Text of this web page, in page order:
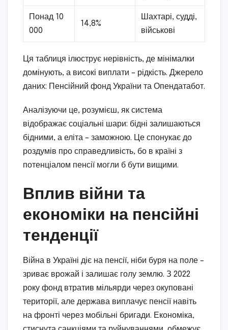
Понад 10
000
14,8%
Шахтарі, судді,
військові
Ця таблиця ілюструє нерівність, де мінімалки
домінують, а високі виплати – рідкість. Джерело
даних: Пенсійний фонд України та Опендатабот.
Аналізуючи це, розумієш, як система
відображає соціальні шари: бідні залишаються
бідними, а еліта – заможною. Це спонукає до
роздумів про справедливість, бо в країні з
потенціалом пенсії могли б бути вищими.
Вплив війни та
економіки на пенсійні
тенденції
Війна в Україні діє на пенсії, ніби буря на поле –
зриває врожай і залишає голу землю. З 2022
року фонд втратив мільярди через окуповані
території, але держава виплачує пенсії навіть
на фронті через мобільні бригади. Економіка,